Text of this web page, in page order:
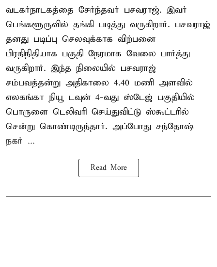
வடகர்நாடகத்தை சேர்ந்தவர் பசவராஜ். இவர்
பெங்களூருவில் தங்கி படித்து வருகிறார். பசவராஜ்
தனது படிப்பு செலவுக்காக விற்பனை
பிரதிநிதியாக பகுதி நேரமாக வேலை பார்த்து
வருகிறார். இந்த நிலையில் பசவராஜ்
சம்பவத்தன்று அதிகாலை 4.40 மணி அளவில்
எலகங்கா நியூ டவுன் 4-வது ஸ்டேஜ் பகுதியில்
பொருளை டெலிவரி செய்துவிட்டு ஸ்கூட்டரில்
சென்று கொண்டிருந்தார். அப்போது சந்தோஷ்
நகர் ...
Read More